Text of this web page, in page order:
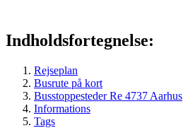
Indholdsfortegnelse:
Rejseplan
Busrute på kort
Busstoppesteder Re 4737 Aarhus
Informations
Tags